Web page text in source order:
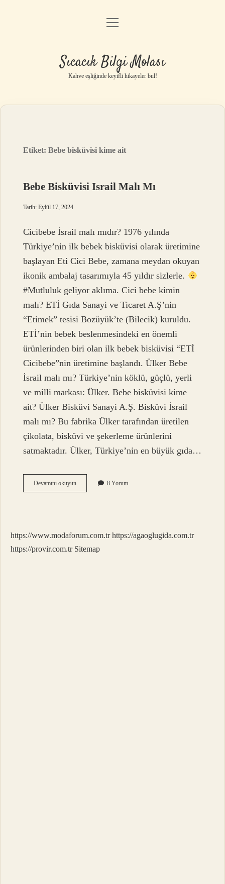
Anasayfa
Yasal Uyarı
menüyü
Sıcacık Bilgi Molası
Kahve eşliğinde keyifli hikayeler bul!
Etiket:Bebe bisküvisi kime ait
Bebe Bisküvisi Israil Malı Mı
Tarih: Eylül 17, 2024
Cicibebe İsrail malı mıdır? 1976 yılında
Türkiye’nin ilk bebek bisküvisi olarak üretimine
başlayan Eti Cici Bebe, zamana meydan okuyan
ikonik ambalaj tasarımıyla 45 yıldır sizlerle.
#Mutluluk geliyor aklıma. Cici bebe kimin
malı? ETİ Gıda Sanayi ve Ticaret A.Ş’nin
“Etimek” tesisi Bozüyük’te (Bilecik) kuruldu.
ETİ’nin bebek beslenmesindeki en önemli
ürünlerinden biri olan ilk bebek bisküvisi “ETİ
Cicibebe”nin üretimine başlandı. Ülker Bebe
İsrail malı mı? Türkiye’nin köklü, güçlü, yerli
ve milli markası: Ülker. Bebe bisküvisi kime
ait? Ülker Bisküvi Sanayi A.Ş. Bisküvi İsrail
malı mı? Bu fabrika Ülker tarafından üretilen
çikolata, bisküvi ve şekerleme ürünlerini
satmaktadır. Ülker, Türkiye’nin en büyük gıda…
Devamını okuyunBebe
Bisküvisi
8 Yorum
https://www.modaforum.com.tr https://agaoglugida.com.tr
https://provir.com.tr Sitemap